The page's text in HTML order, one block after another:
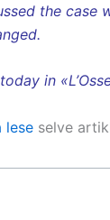
the
in
lese selve